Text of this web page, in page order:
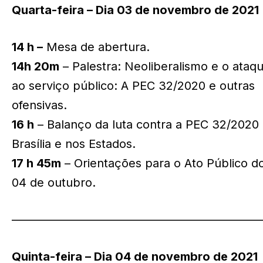
Quarta-feira – Dia 03 de novembro de 2021
14 h – Mesa de abertura.
14h 20m – Palestra: Neoliberalismo e o
ao serviço público: A PEC 32/2020 e outras
ofensivas.
16 h – Balanço da luta contra a PEC 32/2020
Brasília e nos Estados.
17 h 45m – Orientações para o Ato Público
04 de outubro.
Quinta-feira – Dia 04 de novembro de 2021